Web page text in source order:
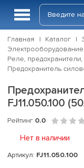
Главная Каталог
Электрооборудование
Реле,
Предохранитель
FJ11.050.100
Рейтинг 0.0
Нет в наличии
Артикул: FJ11.050.100